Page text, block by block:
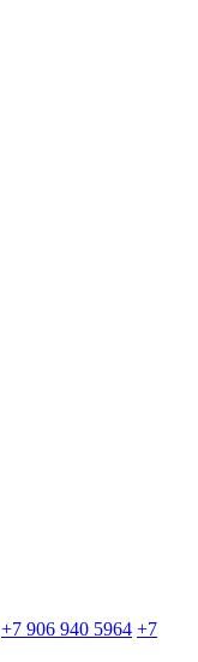
+7 906 940 5964 +7